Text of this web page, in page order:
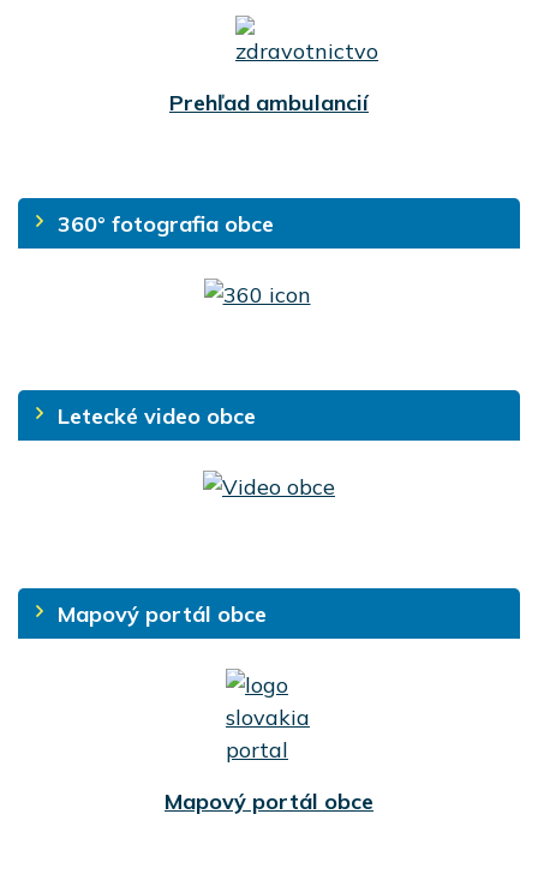
Prehľad ambulancií
360° fotografia obce
Letecké video obce
Mapový portál obce
Mapový portál obce